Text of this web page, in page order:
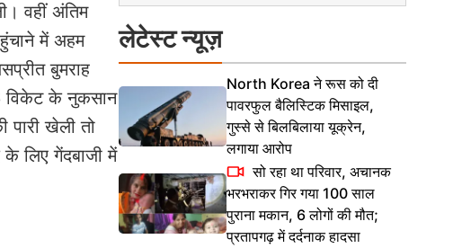
वहीं अंतिम
में अहम
बुमराह
विकेट के नुकसान
खेली तो
के लिए गेंदबाजी में
लेटेस्ट न्यूज़
North Korea ने रूस को दी
पावरफुल बैलिस्टिक मिसाइल,
गुस्से से बिलबिलाया यूक्रेन,
लगाया आरोप
सो रहा था परिवार, अचानक
भरभराकर गिर गया 100 साल
पुराना मकान, 6 लोगों की मौत;
प्रतापगढ़ में दर्दनाक हादसा